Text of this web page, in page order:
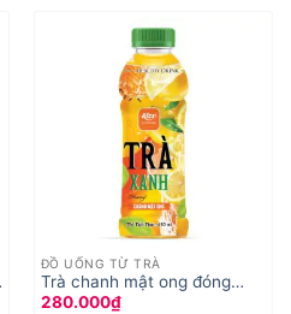
ĐỒ UỐNG TỪ TRÀ
Trà chanh mật ong đóng
chai 450ml
280.000₫